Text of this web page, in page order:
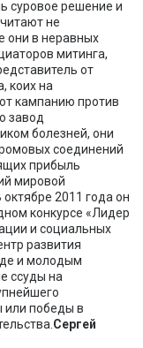
суровое решение и
не
они в неравных
митинга,
от
коих на
кампанию против
завод
болезней, они
соединений
прибыль
мировой
2011 года он
конкурсе «Лидер
и социальных
развития
и молодым
ссуды на
или победы в
Сергей